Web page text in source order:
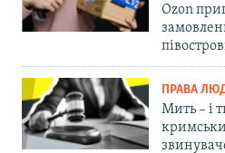
Ozon
ПРАВА
Мить – і